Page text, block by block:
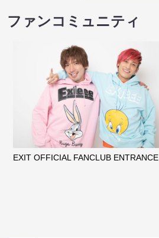
ファンコミュニティ
EXIT OFFICIAL FANCLUB ENTRANCE